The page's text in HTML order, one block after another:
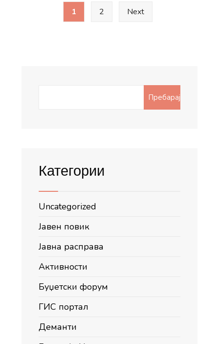
за
,,Образование
pagination
1 2 Next
Пребарај
Категории
Uncategorized
Јавен повик
Јавна расправа
Активности
Буџетски форум
ГИС портал
Деманти